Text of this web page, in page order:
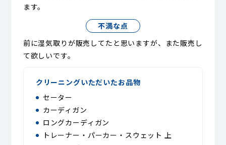
ます。
不満な点
前に湿気取りが販売してたと思いますが、また販売し
て欲しいです。
クリーニングいただいたお品物
セーター
カーディガン
ロングカーディガン
トレーナー・パーカー・スウェット 上